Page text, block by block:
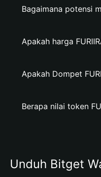
Bagaimana potensi
Apakah harga
Apakah Dompet
Berapa nilai token
Unduh Bitget